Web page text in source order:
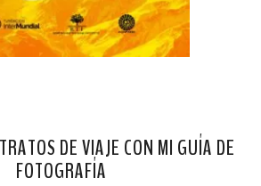
DE VIAJE CON MI GUÍA DE
FOTOGRAFÍA